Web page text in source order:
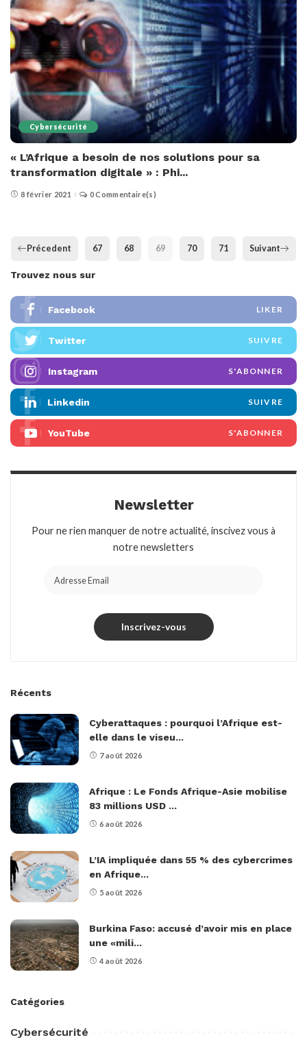
Cybersécurité
« L’Afrique a besoin de nos solutions pour sa
transformation digitale » : Phi...
8 février 2021 0 Commentaire(s)
Précedent 67 68 69 70 71 Suivant
Trouvez nous sur
Facebook LIKER
Twitter SUIVRE
Instagram S'ABONNER
Linkedin SUIVRE
YouTube S'ABONNER
Newsletter
Pour ne rien manquer de notre actualité, inscivez vous à
notre newsletters
Récents
Cyberattaques : pourquoi l’Afrique est-
elle dans le viseu...
7 août 2026
Afrique : Le Fonds Afrique-Asie mobilise
83 millions USD ...
6 août 2026
L’IA impliquée dans 55 % des cybercrimes
en Afrique...
5 août 2026
Burkina Faso: accusé d’avoir mis en place
une «mili...
4 août 2026
Catégories
Cybersécurité